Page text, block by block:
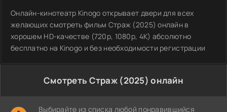
Онлайн-кинотеатр Kinogo открывает двери для всех
желающих смотреть фильм Страж (2025) онлайн в
хорошем HD-качестве (720p, 1080p, 4K) абсолютно
бесплатно на Kinogo и без необходимости регистрации
Смотреть Страж (2025) онлайн
Выбирайте из списка любой понравившийся